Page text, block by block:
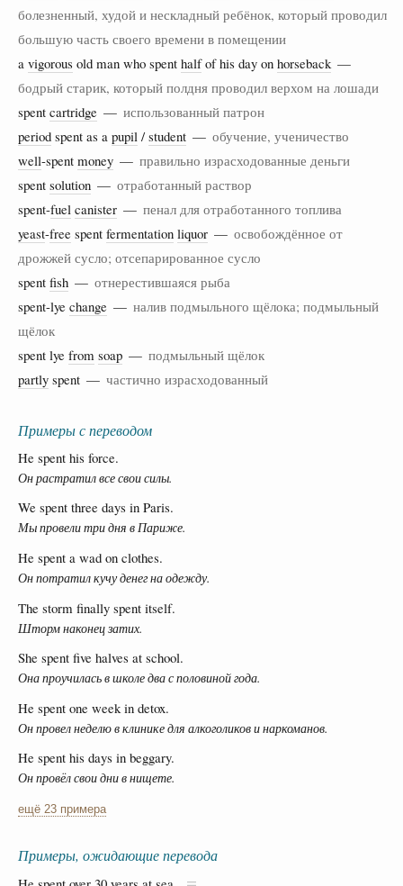
болезненный, худой и нескладный ребёнок, который проводил
большую часть своего времени в помещении
a vigorous old man who spent halfof his day on horseback —
бодрый старик, который полдня проводил верхом на лошади
spent cartridge — использованный патрон
period spent as a pupil / student — обучение, ученичество
well-spent money — правильно израсходованные деньги
spent solution — отработанный раствор
spent-fuel canister — пенал для отработанного топлива
yeast-free spent fermentation liquor — освобождённое от
дрожжей сусло; отсепарированное сусло
spent fish — отнерестившаяся рыба
spent-lye change — налив подмыльного щёлока; подмыльный
щёлок
spent lye from soap — подмыльный щёлок
partly spent — частично израсходованный
Примеры с переводом
He spent his force.
Он растратил все свои силы.
We spent three days in Paris.
Мы провели три дня в Париже.
He spent a wad on clothes.
Он потратил кучу денег на одежду.
The storm finally spent itself.
Шторм наконец затих.
She spent five halves at school.
Она проучилась в школе два с половиной года.
He spent one week in detox.
Он провел неделю в клинике для алкоголиков и наркоманов.
He spent his days in beggary.
Он провёл свои дни в нищете.
ещё 23 примера
Примеры, ожидающие перевода